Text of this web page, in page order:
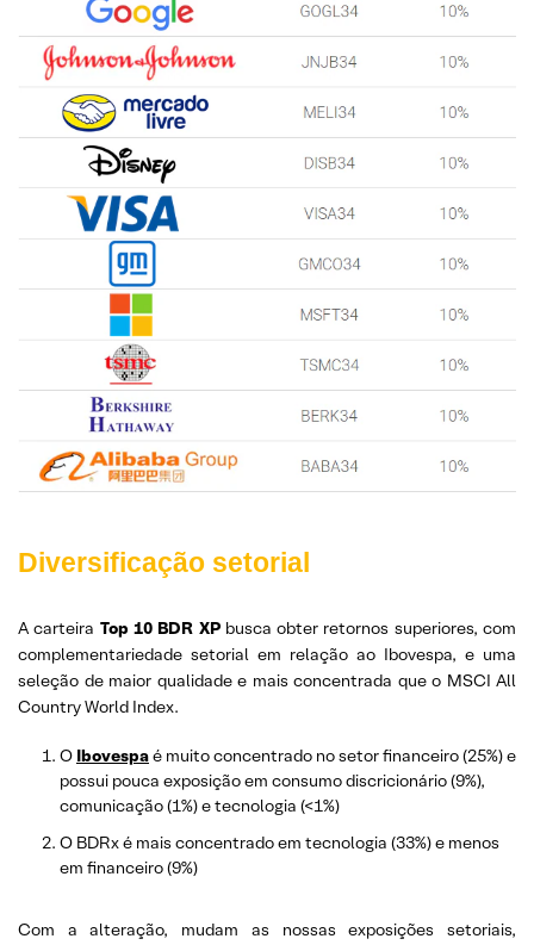
Diversificação setorial
A carteira Top 10 BDR XPbusca obter retornos superiores, com
complementariedade setorial em relação ao Ibovespa, e uma
seleção de maior qualidade e mais concentrada que o MSCI All
Country World Index.
O Ibovespaé muito concentrado no setor financeiro (25%) e
possui pouca exposição em consumo discricionário (9%),
comunicação (1%) e tecnologia (<1%)
O BDRx é mais concentrado em tecnologia (33%) e menos
em financeiro (9%)
Com a alteração, mudam as nossas exposições setoriais,